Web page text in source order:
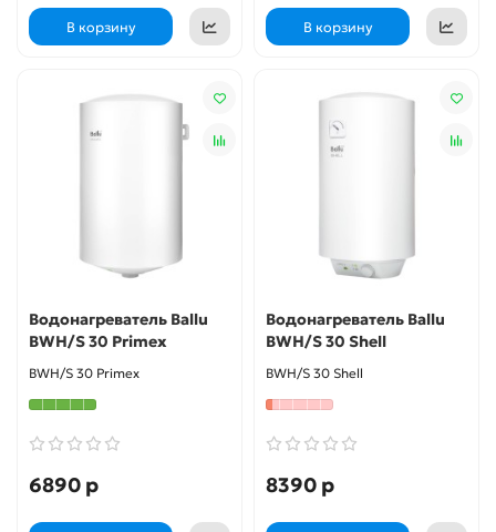
В корзину В корзину
Водонагреватель Ballu
BWH/S 30 Primex
BWH/S 30 Primex
6890 р
Водонагреватель Ballu
BWH/S 30 Shell
BWH/S 30 Shell
8390 р